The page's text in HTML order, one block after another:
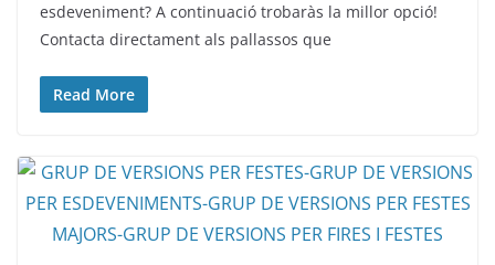
esdeveniment? A continuació trobaràs la millor opció!
Contacta directament als pallassos que
Read More